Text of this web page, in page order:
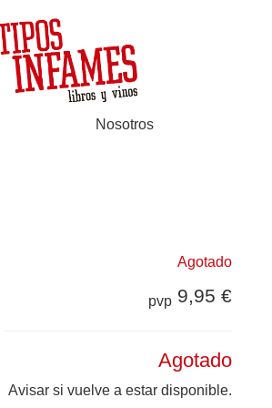
Nosotros
Agotado
pvp 9,95 €
Agotado
Avisar si vuelve a estar disponible.